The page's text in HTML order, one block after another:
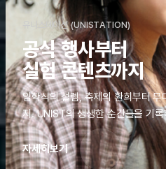
유니스테이션 (UNISTATION)
공식 행사부터
실험 콘텐츠까지
입학식의 설렘, 축제의 환희부터 무
지. UNIST의 생생한 순간들을 기록
에는 청춘의 열정과 땀이 고스란히
록을 위해 편집실은 밤새 불을 밝히
파에 몸을 떨군 채 쪽잠을 자기도 한
자세히보기